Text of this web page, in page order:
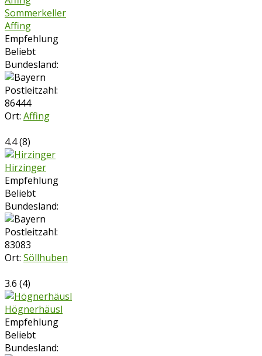
Sommerkeller
Affing
Empfehlung
Beliebt
Bundesland:
Postleitzahl:
86444
Ort: Affing
4.4(8)
Hirzinger
Empfehlung
Beliebt
Bundesland:
Postleitzahl:
83083
Ort: Söllhuben
3.6 (4)
Högnerhäusl
Empfehlung
Beliebt
Bundesland: